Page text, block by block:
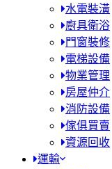
水電裝潢
廚具衛浴
門窗裝修
電梯設備
物業管理
房屋仲介
消防設備
傢俱買賣
資源回收
運輸